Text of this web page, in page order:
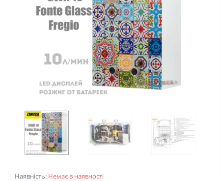
Наявність: Немає в наявності